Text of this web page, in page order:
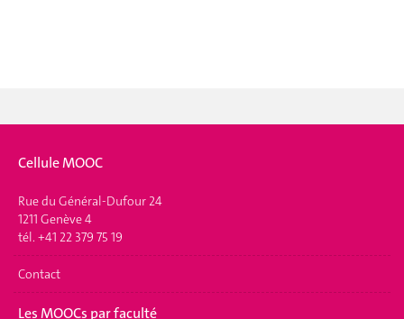
Cellule MOOC
Rue du Général-Dufour 24
1211 Genève 4
tél. +41 22 379 75 19
Contact
Les MOOCs par faculté